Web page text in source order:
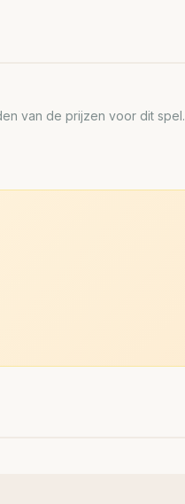
van de prijzen voor dit spel.